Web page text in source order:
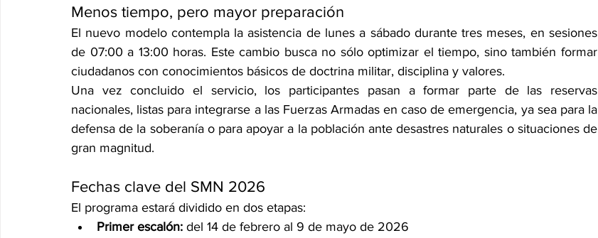
Menos tiempo, pero mayor preparación
El nuevo modelo contempla la asistencia de lunes a sábado durante tres meses, en sesiones
de 07:00 a 13:00 horas. Este cambio busca no sólo optimizar el tiempo, sino también formar
ciudadanos con conocimientos básicos de doctrina militar, disciplina y valores.
Una vez concluido el servicio, los participantes pasan a formar parte de las reservas
nacionales, listas para integrarse a las Fuerzas Armadas en caso de emergencia, ya sea para la
defensa de la soberanía o para apoyar a la población ante desastres naturales o situaciones de
gran magnitud.
Fechas clave del SMN 2026
El programa estará dividido en dos etapas:
Primer escalón: del 14 de febrero al 9 de mayo de 2026